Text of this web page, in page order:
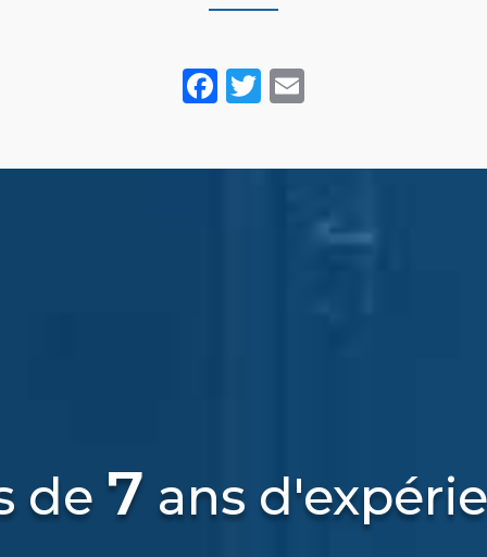
Facebook
Twitter
de 7 ans